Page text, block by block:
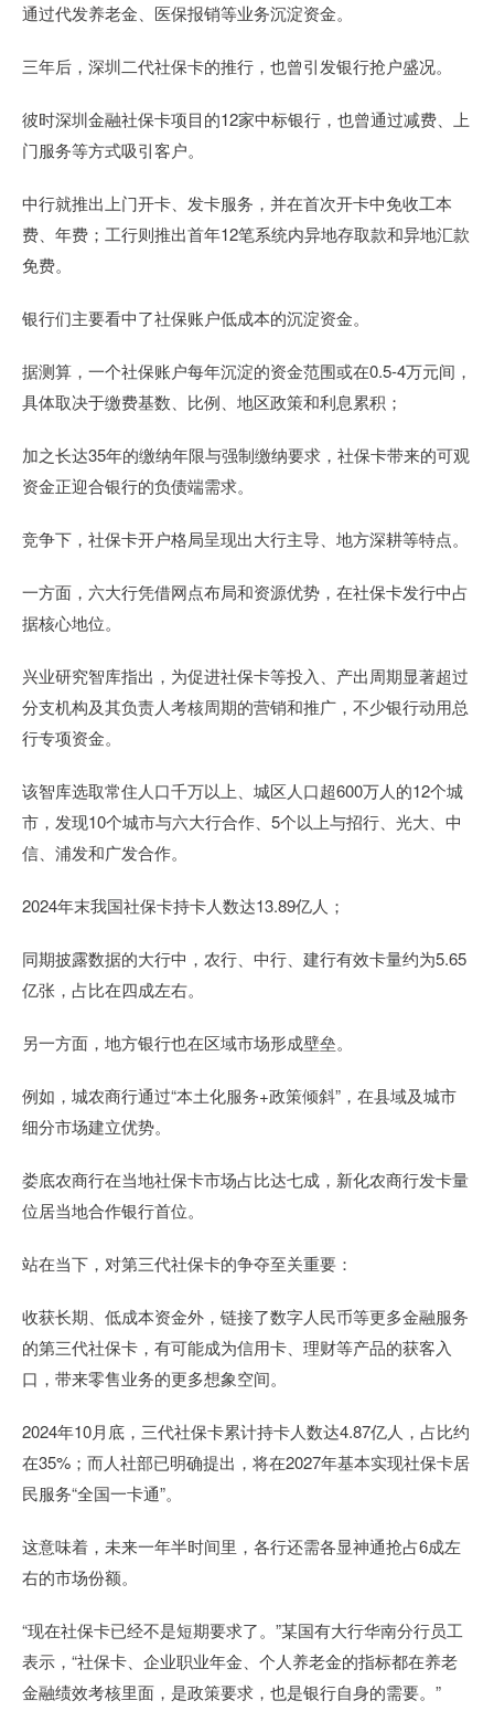
通过代发养老金、医保报销等业务沉淀资金。
三年后，深圳二代社保卡的推行，也曾引发银行抢户盛况。
彼时深圳金融社保卡项目的12家中标银行，也曾通过减费、上
门服务等方式吸引客户。
中行就推出上门开卡、发卡服务，并在首次开卡中免收工本
费、年费；工行则推出首年12笔系统内异地存取款和异地汇款
免费。
银行们主要看中了社保账户低成本的沉淀资金。
据测算，一个社保账户每年沉淀的资金范围或在0.5-4万元间，
具体取决于缴费基数、比例、地区政策和利息累积；
加之长达35年的缴纳年限与强制缴纳要求，社保卡带来的可观
资金正迎合银行的负债端需求。
竞争下，社保卡开户格局呈现出大行主导、地方深耕等特点。
一方面，六大行凭借网点布局和资源优势，在社保卡发行中占
据核心地位。
兴业研究智库指出，为促进社保卡等投入、产出周期显著超过
分支机构及其负责人考核周期的营销和推广，不少银行动用总
行专项资金。
该智库选取常住人口千万以上、城区人口超600万人的12个城
市，发现10个城市与六大行合作、5个以上与招行、光大、中
信、浦发和广发合作。
2024年末我国社保卡持卡人数达13.89亿人；
同期披露数据的大行中，农行、中行、建行有效卡量约为5.65
亿张，占比在四成左右。
另一方面，地方银行也在区域市场形成壁垒。
例如，城农商行通过“本土化服务+政策倾斜”，在县域及城市
细分市场建立优势。
娄底农商行在当地社保卡市场占比达七成，新化农商行发卡量
位居当地合作银行首位。
站在当下，对第三代社保卡的争夺至关重要：
收获长期、低成本资金外，链接了数字人民币等更多金融服务
的第三代社保卡，有可能成为信用卡、理财等产品的获客入
口，带来零售业务的更多想象空间。
2024年10月底，三代社保卡累计持卡人数达4.87亿人，占比约
在35%；而人社部已明确提出，将在2027年基本实现社保卡居
民服务“全国一卡通”。
这意味着，未来一年半时间里，各行还需各显神通抢占6成左
右的市场份额。
“现在社保卡已经不是短期要求了。”某国有大行华南分行员工
表示，“社保卡、企业职业年金、个人养老金的指标都在养老
金融绩效考核里面，是政策要求，也是银行自身的需要。”